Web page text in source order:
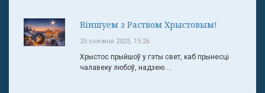
Віншуем з Раством Хрыстовым!
25 снежня 2025, 15:26
Хрыстос прыйшоў у гэты свет, каб прынесці
чалавеку любоў, надзею ...